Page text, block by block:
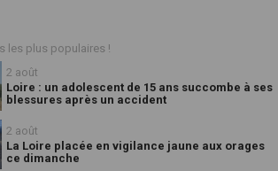
les plus populaires !
2 août
Loire : un adolescent de 15 ans succombe à ses
blessures après un accident
2 août
La Loire placée en vigilance jaune aux orages
ce dimanche